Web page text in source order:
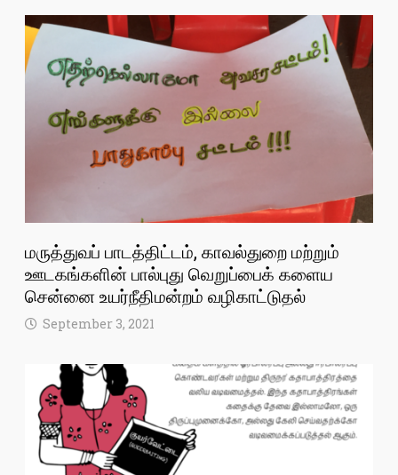
மருத்துவப் பாடத்திட்டம், காவல்துறை மற்றும்
ஊடகங்களின் பால்புது வெறுப்பைக் களைய
சென்னை உயர்நீதிமன்றம் வழிகாட்டுதல்
September 3, 2021